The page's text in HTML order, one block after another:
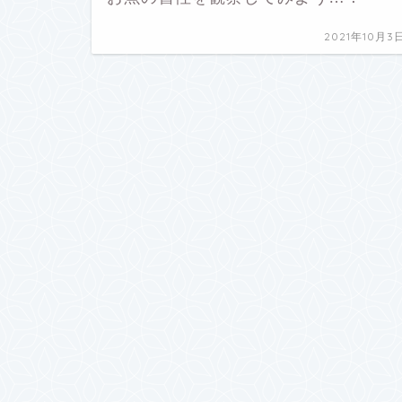
2021年10月3